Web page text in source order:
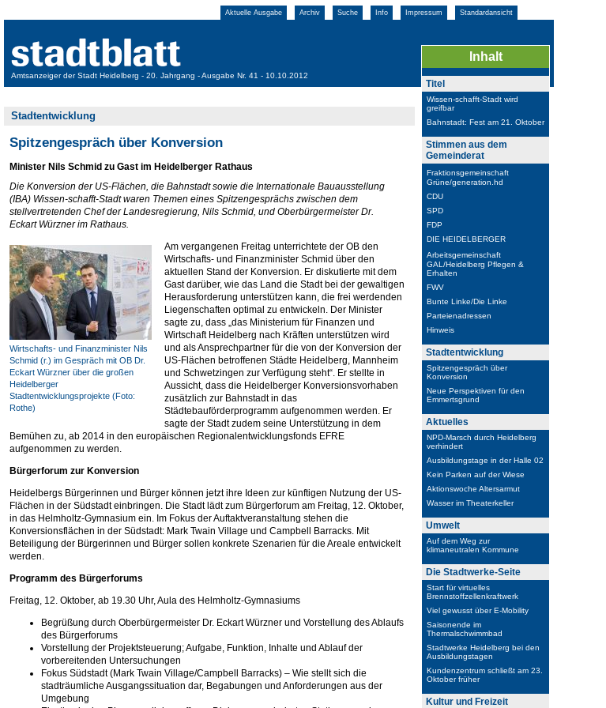
Aktuelle Ausgabe Archiv Suche Info Impressum Standardansicht
Amtsanzeiger der Stadt Heidelberg - 20. Jahrgang - Ausgabe Nr. 41 - 10.10.2012
Stadtentwicklung
Spitzengespräch über Konversion
Minister Nils Schmid zu Gast im Heidelberger Rathaus
Die Konversion der US-Flächen, die Bahnstadt sowie die Internationale Bauausstellung
(IBA) Wissen-schafft-Stadt waren Themen eines Spitzengesprächs zwischen dem
stellvertretenden Chef der Landesregierung, Nils Schmid, und Oberbürgermeister Dr.
Eckart Würzner im Rathaus.
Wirtschafts- und Finanzminister Nils
Schmid (r.) im Gespräch mit OB Dr.
Eckart Würzner über die großen
Heidelberger
Stadtentwicklungsprojekte (Foto:
Rothe)
Am vergangenen Freitag unterrichtete der OB den
Wirtschafts- und Finanzminister Schmid über den
aktuellen Stand der Konversion. Er diskutierte mit dem
Gast darüber, wie das Land die Stadt bei der gewaltigen
Herausforderung unterstützen kann, die frei werdenden
Liegenschaften optimal zu entwickeln. Der Minister
sagte zu, dass „das Ministerium für Finanzen und
Wirtschaft Heidelberg nach Kräften unterstützen wird
und als Ansprechpartner für die von der Konversion der
US-Flächen betroffenen Städte Heidelberg, Mannheim
und Schwetzingen zur Verfügung steht“. Er stellte in
Aussicht, dass die Heidelberger Konversionsvorhaben
zusätzlich zur Bahnstadt in das
Städtebauförderprogramm aufgenommen werden. Er
sagte der Stadt zudem seine Unterstützung in dem
Bemühen zu, ab 2014 in den europäischen Regionalentwicklungsfonds EFRE
aufgenommen zu werden.
Bürgerforum zur Konversion
Heidelbergs Bürgerinnen und Bürger können jetzt ihre Ideen zur künftigen Nutzung der US-
Flächen in der Südstadt einbringen. Die Stadt lädt zum Bürgerforum am Freitag, 12. Oktober,
in das Helmholtz-Gymnasium ein. Im Fokus der Auftaktveranstaltung stehen die
Konversionsflächen in der Südstadt: Mark Twain Village und Campbell Barracks. Mit
Beteiligung der Bürgerinnen und Bürger sollen konkrete Szenarien für die Areale entwickelt
werden.
Programm des Bürgerforums
Freitag, 12. Oktober, ab 19.30 Uhr, Aula des Helmholtz-Gymnasiums
Begrüßung durch Oberbürgermeister Dr. Eckart Würzner und Vorstellung des Ablaufs
des Bürgerforums
Vorstellung der Projektsteuerung; Aufgabe, Funktion, Inhalte und Ablauf der
vorbereitenden Untersuchungen
Fokus Südstadt (Mark Twain Village/Campbell Barracks) – Wie stellt sich die
stadträumliche Ausgangssituation dar, Begabungen und Anforderungen aus der
Umgebung
Inhalt
Titel
Wissen-schafft-Stadt wird
greifbar
Bahnstadt: Fest am 21. Oktober
Stimmen aus dem
Gemeinderat
Fraktionsgemeinschaft
Grüne/generation.hd
CDU
SPD
FDP
DIE HEIDELBERGER
Arbeitsgemeinschaft
GAL/Heidelberg Pflegen &
Erhalten
FWV
Bunte Linke/Die Linke
Parteienadressen
Hinweis
Stadtentwicklung
Spitzengespräch über
Konversion
Neue Perspektiven für den
Emmertsgrund
Aktuelles
NPD-Marsch durch Heidelberg
verhindert
Ausbildungstage in der Halle 02
Kein Parken auf der Wiese
Aktionswoche Altersarmut
Wasser im Theaterkeller
Umwelt
Auf dem Weg zur
klimaneutralen Kommune
Die Stadtwerke-Seite
Start für virtuelles
Brennstoffzellenkraftwerk
Viel gewusst über E-Mobility
Saisonende im
Thermalschwimmbad
Stadtwerke Heidelberg bei den
Ausbildungstagen
Kundenzentrum schließt am 23.
Oktober früher
Kultur und Freizeit